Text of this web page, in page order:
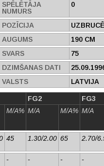
SPĒLĒTĀJA
NUMURS
0
POZĪCIJA
AUGUMS
190 CM
SVARS
75
DZIMŠANAS DATI
VALSTS
LATVIJA
FG2
FG3
M/A% M/A M/A% M/A
45 1.30/2.00 65 2.70/
- - - -